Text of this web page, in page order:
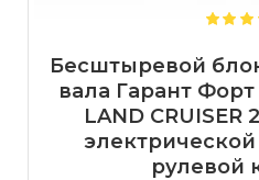
Бесштыревой
вала Гарант
LAND CRUISER
рулевой